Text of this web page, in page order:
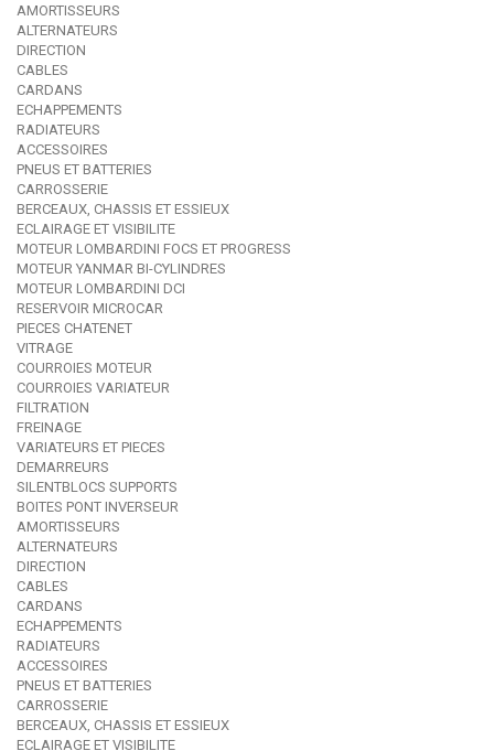
AMORTISSEURS
ALTERNATEURS
DIRECTION
CABLES
CARDANS
ECHAPPEMENTS
RADIATEURS
ACCESSOIRES
PNEUS ET BATTERIES
CARROSSERIE
BERCEAUX, CHASSIS ET ESSIEUX
ECLAIRAGE ET VISIBILITE
MOTEUR LOMBARDINI FOCS ET PROGRESS
MOTEUR YANMAR BI-CYLINDRES
MOTEUR LOMBARDINI DCI
RESERVOIR MICROCAR
PIECES CHATENET
VITRAGE
COURROIES MOTEUR
COURROIES VARIATEUR
FILTRATION
FREINAGE
VARIATEURS ET PIECES
DEMARREURS
SILENTBLOCS SUPPORTS
BOITES PONT INVERSEUR
AMORTISSEURS
ALTERNATEURS
DIRECTION
CABLES
CARDANS
ECHAPPEMENTS
RADIATEURS
ACCESSOIRES
PNEUS ET BATTERIES
CARROSSERIE
BERCEAUX, CHASSIS ET ESSIEUX
ECLAIRAGE ET VISIBILITE